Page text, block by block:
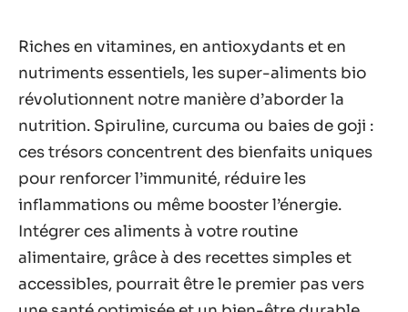
Riches en vitamines, en antioxydants et en
nutriments essentiels, les super-aliments bio
révolutionnent notre manière d’aborder la
nutrition. Spiruline, curcuma ou baies de goji :
ces trésors concentrent des bienfaits uniques
pour renforcer l’immunité, réduire les
inflammations ou même booster l’énergie.
Intégrer ces aliments à votre routine
alimentaire, grâce à des recettes simples et
accessibles, pourrait être le premier pas vers